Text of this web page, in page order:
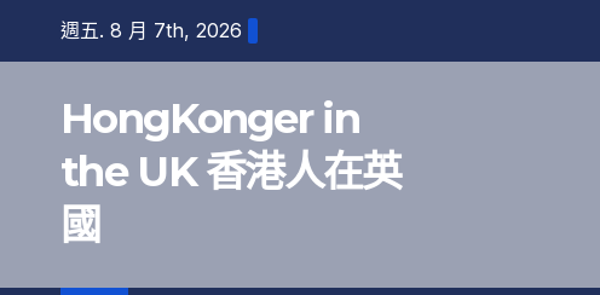
週五. 8 月 7th, 2026
HongKonger in
the UK 香港人在英
國